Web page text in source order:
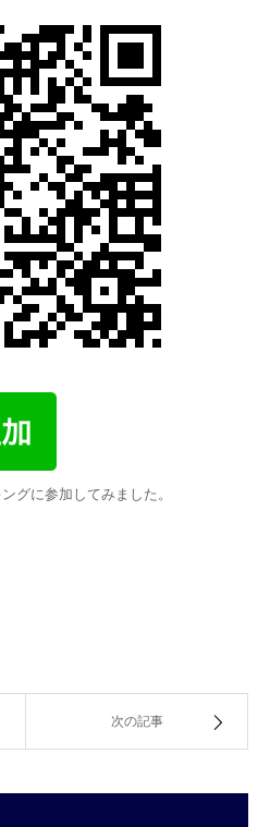
グに参加してみました。
次の記事